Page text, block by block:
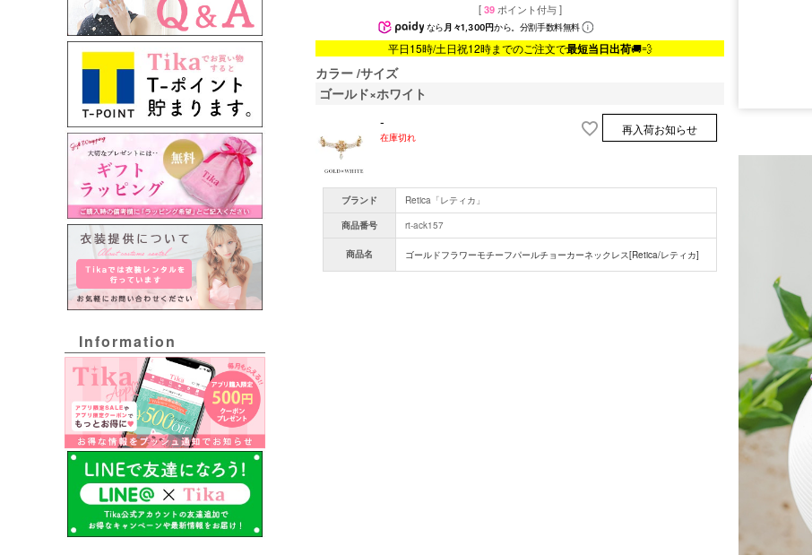
Information
[ 39 ポイント付与 ]
なら 月々1,300円から。分割手数料無料
平日15時/土日祝12時までのご注文で最短当日出荷🚚💨
カラー サイズ
ゴールド×ホワイト
-
在庫切れ
再入荷お知らせ
ブランド
Retica「レティカ」
商品番号
rt-ack157
商品名 ゴールドフラワーモチーフパールチョーカーネックレス[Retica/レティカ]
■サイズ
■注意事項